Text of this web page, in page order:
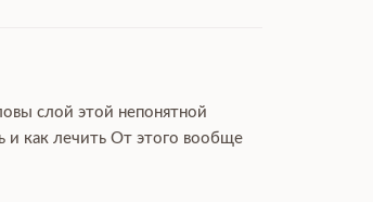
слой этой непонятной
и как лечить От этого вообще